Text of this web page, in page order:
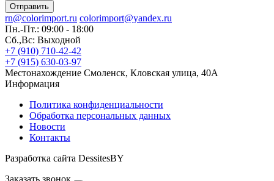
Отправить
rn@colorimport.ru colorimport@yandex.ru
Пн.-Пт.: 09:00 - 18:00
Сб.,Вс: Выходной
+7 (910) 710-42-42
+7 (915) 630-03-97
Местонахождение Смоленск, Кловская улица, 40А
Информация
Политика конфиденциальности
Обработка персональных данных
Новости
Контакты
Разработка сайта DessitesBY
Заказать звонок